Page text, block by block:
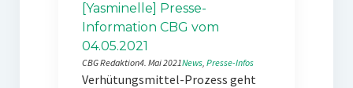
[Yasminelle] Presse-
Information CBG vom
04.05.2021
CBG Redaktion4. Mai 2021News, Presse-Infos
Verhütungsmittel-Prozess geht